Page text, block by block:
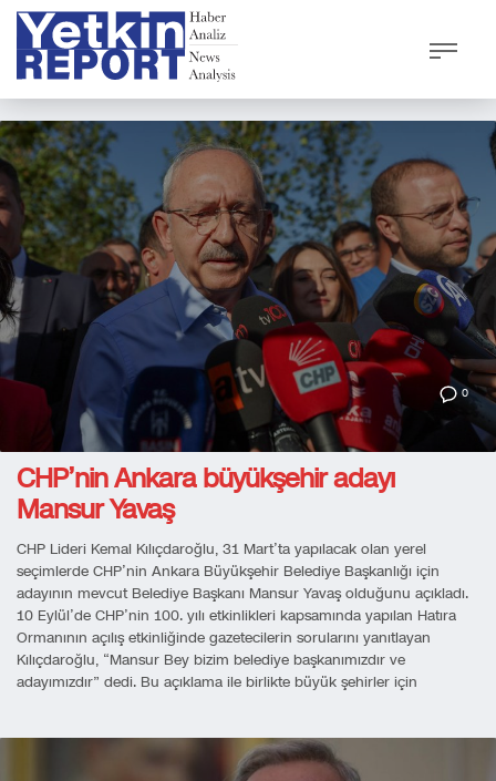
0
CHP’nin Ankara büyükşehir adayı
Mansur Yavaş
CHP Lideri Kemal Kılıçdaroğlu, 31 Mart’ta yapılacak olan yerel
seçimlerde CHP’nin Ankara Büyükşehir Belediye Başkanlığı için
adayının mevcut Belediye Başkanı Mansur Yavaş olduğunu açıkladı.
10 Eylül’de CHP’nin 100. yılı etkinlikleri kapsamında yapılan Hatıra
Ormanının açılış etkinliğinde gazetecilerin sorularını yanıtlayan
Kılıçdaroğlu, “Mansur Bey bizim belediye başkanımızdır ve
adayımızdır” dedi. Bu açıklama ile birlikte büyük şehirler için